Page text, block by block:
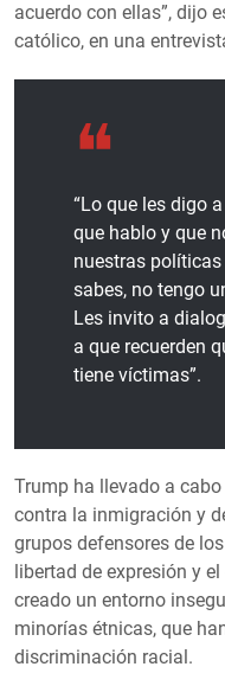
acuerdo con ellas”, dijo
católico, en una
“Lo que les digo
que hablo y que
nuestras
sabes, no tengo
Les invito a
a que recuerden
tiene víctimas”.
Trump ha llevado a
contra la inmigración y
grupos defensores de
libertad de expresión y
creado un entorno
minorías étnicas, que
discriminación racial.